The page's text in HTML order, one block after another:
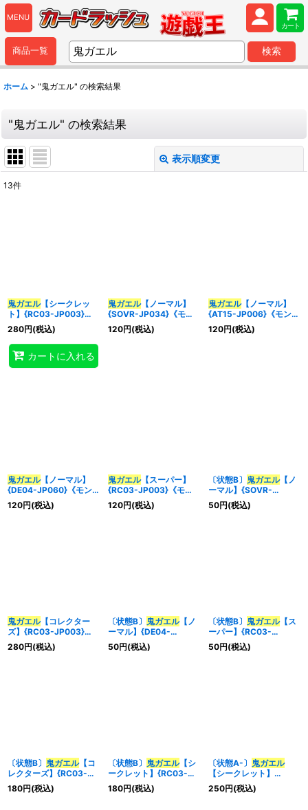
MENU
カート
商品一覧 検索
ホーム > "鬼ガエル" の検索結果
"鬼ガエル" の検索結果
表示順変更
カテゴリ:
特集:
13件
鬼ガエル【シークレッ
ト】{RC03-JP003}
《モンスター》
280円(税込)
カートに入れる
鬼ガエル【ノーマル】
{SOVR-JP034}《モン
スター》
120円(税込)
鬼ガエル【ノーマル】
{AT15-JP006}《モンス
ター》
120円(税込)
鬼ガエル【ノーマル】
{DE04-JP060}《モン
スター》
120円(税込)
鬼ガエル【スーパー】
{RC03-JP003}《モン
スター》
120円(税込)
〔状態B〕 鬼ガエル【ノ
ーマル】{SOVR-
JP034}《モンスター》
50円(税込)
鬼ガエル【コレクター
ズ】{RC03-JP003}
《モンスター》
280円(税込)
〔状態B〕 鬼ガエル【ノ
ーマル】{DE04-
JP060}《モンスター》
50円(税込)
〔状態B〕 鬼ガエル【ス
ーパー】{RC03-
JP003}《モンスター》
50円(税込)
〔状態B〕 鬼ガエル【コ
レクターズ】{RC03-
JP003}《モンスター》
180円(税込)
〔状態B〕 鬼ガエル【シ
ークレット】{RC03-
JP003}《モンスター》
180円(税込)
〔状態A-〕 鬼ガエル
【シークレット】
{RC03-JP003}《モン
スター》
250円(税込)